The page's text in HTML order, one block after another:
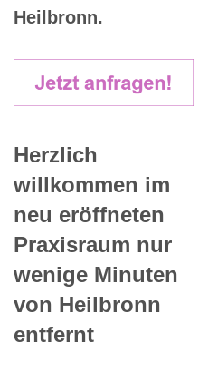
Heilbronn.
Herzlich
willkommen im
neu eröffneten
Praxisraum nur
wenige Minuten
von Heilbronn
entfernt